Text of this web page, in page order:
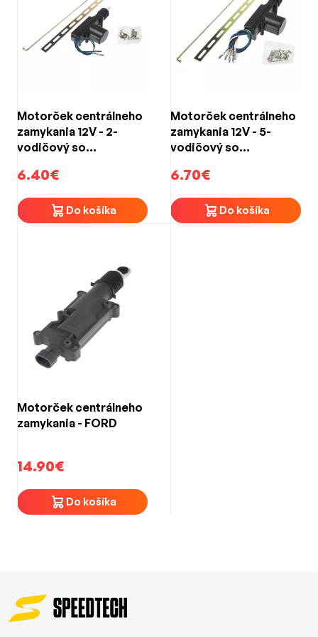
Motorček centrálneho
zamykania 12V - 2-
vodičový so
materiálom
6.40€
Do košíka
Motorček centrálneho
zamykania 12V - 5-
vodičový so
materiálom
6.70€
Do košíka
Motorček centrálneho
zamykania - FORD
14.90€
Do košíka